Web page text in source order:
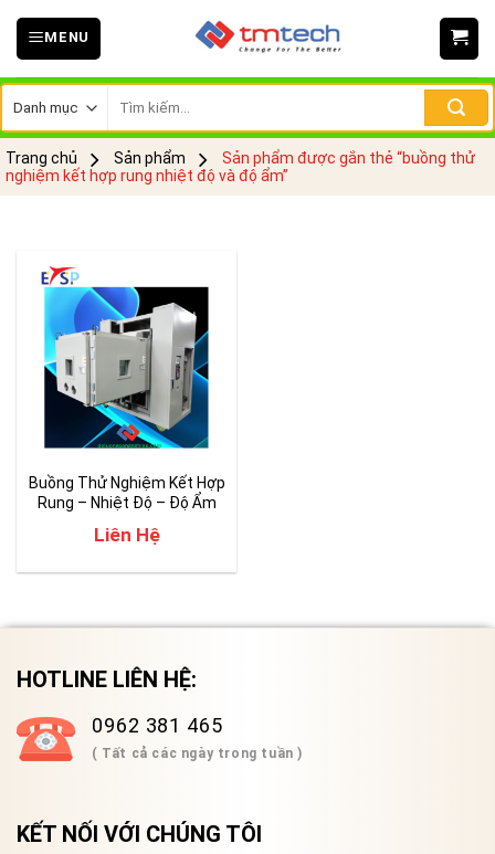
Skip
MENU
kiếm:
Trang chủ Sản phẩm
Sản phẩm được gắn thẻ “buồng thử
nghiệm kết hợp rung nhiệt độ và độ ẩm”
Buồng Thử Nghiệm Kết Hợp
Rung – Nhiệt Độ – Độ Ẩm
Liên Hệ
HOTLINE LIÊN HỆ:
0962 381 465
( Tất cả các ngày trong tuần )
KẾT NỐI VỚI CHÚNG TÔI